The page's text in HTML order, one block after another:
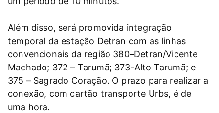
Além disso, será promovida integração
temporal da estação Detran com as linhas
convencionais da região 380–Detran/Vicente
Machado; 372 – Tarumã; 373-Alto Tarumã; e
375 – Sagrado Coração. O prazo para realizar a
conexão, com cartão transporte Urbs, é de
uma hora.